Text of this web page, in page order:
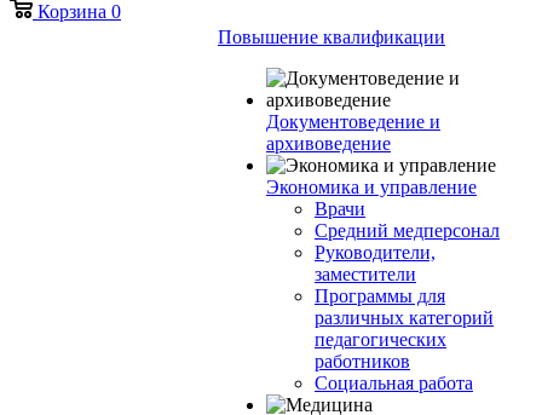
Корзина 0
Повышение квалификации
Документоведение и
архивоведение
Экономика и управление
Врачи
Средний медперсонал
Руководители,
заместители
Программы для
различных категорий
педагогических
работников
Социальная работа